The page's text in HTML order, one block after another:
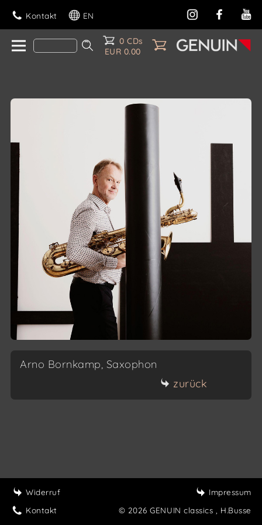
Kontakt EN
0 CDs
EUR 0.00
Arno Bornkamp, Saxophon
zurück
Widerruf
Kontakt
Impressum
© 2026 GENUIN classics
, H.Busse